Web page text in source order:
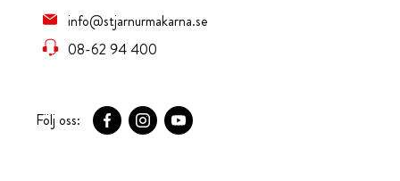
info@stjarnurmakarna.se
08-62 94 400
Följ oss: